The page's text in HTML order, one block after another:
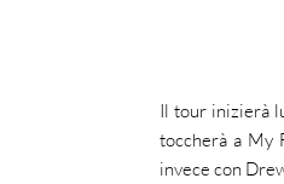
Il tour inizierà
toccherà a My
invece con